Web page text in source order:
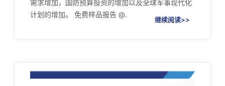
需求增加，国防预算投资的增加以及全球军事现代化
计划的增加。 免费样品报告 @.
继续阅读>>